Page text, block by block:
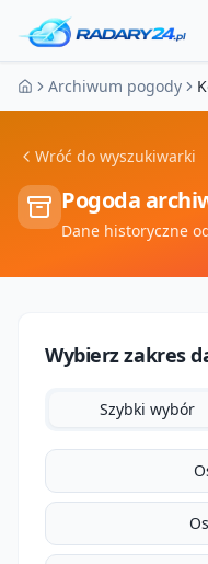
Strona główna
Archiwum pogody
Wróć do wyszukiwarki
Pogoda
Dane historyczne
Wybierz zakres
Szybki wybór